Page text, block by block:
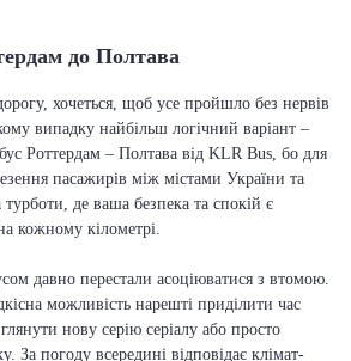
до Полтава
хочеться, щоб усе пройшло без нервів
випадку найбільш логічний варіант –
Роттердам – Полтава від KLR Bus, бо для
пасажирів між містами України та
де ваша безпека та спокій є
кожному кілометрі.
давно перестали асоціюватися з втомою.
можливість нарешті приділити час
нову серію серіалу або просто
За погоду всередині відповідає клімат-